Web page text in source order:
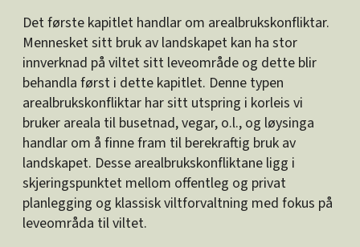
Det første kapitlet handlar om arealbrukskonfliktar.
Mennesket sitt bruk av landskapet kan ha stor
innverknad på viltet sitt leveområde og dette blir
behandla først i dette kapitlet. Denne typen
arealbrukskonfliktar har sitt utspring i korleis vi
bruker areala til busetnad, vegar, o.l., og løysinga
handlar om å finne fram til berekraftig bruk av
landskapet. Desse arealbrukskonfliktane ligg i
skjeringspunktet mellom offentleg og privat
planlegging og klassisk viltforvaltning med fokus på
leveområda til viltet.